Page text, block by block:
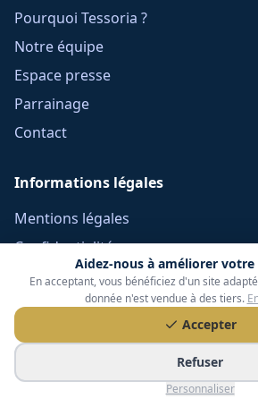
Aidez-nous à améliorer votre
En acceptant, vous bénéficiez d'un site
donnée n'est vendue à des tiers.
Accepter
Refuser
Personnaliser
Pourquoi Tessoria ?
Notre équipe
Espace presse
Parrainage
Contact
Informations légales
Mentions légales
Confidentialité
Cookies
CGU
Réclamations